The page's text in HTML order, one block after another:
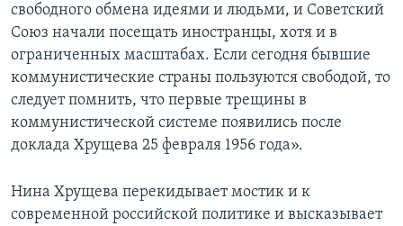
свободного обмена идеями и людьми, и Советский
Союз начали посещать иностранцы, хотя и в
ограниченных масштабах. Если сегодня бывшие
коммунистические страны пользуются свободой, то
следует помнить, что первые трещины в
коммунистической системе появились после
доклада Хрущева 25 февраля 1956 года».
Нина Хрущева перекидывает мостик и к
современной российской политике и высказывает